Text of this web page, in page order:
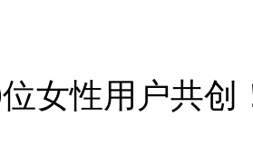
女性用户共创